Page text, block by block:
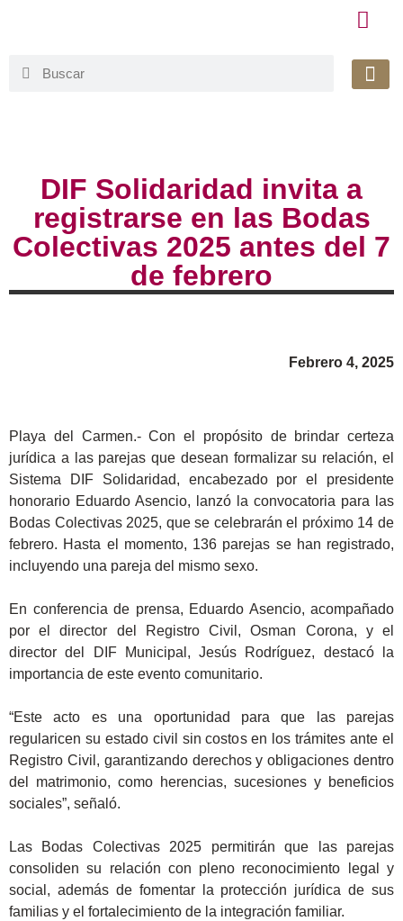
DIF Solidaridad invita a
registrarse en las Bodas
Colectivas 2025 antes del 7
de febrero
Febrero 4, 2025
Playa del Carmen.- Con el propósito de brindar certeza
jurídica a las parejas que desean formalizar su relación, el
Sistema DIF Solidaridad, encabezado por el presidente
honorario Eduardo Asencio, lanzó la convocatoria para las
Bodas Colectivas 2025, que se celebrarán el próximo 14 de
febrero. Hasta el momento, 136 parejas se han registrado,
incluyendo una pareja del mismo sexo.
En conferencia de prensa, Eduardo Asencio, acompañado
por el director del Registro Civil, Osman Corona, y el
director del DIF Municipal, Jesús Rodríguez, destacó la
importancia de este evento comunitario.
“Este acto es una oportunidad para que las parejas
regularicen su estado civil sin costos en los trámites ante el
Registro Civil, garantizando derechos y obligaciones dentro
del matrimonio, como herencias, sucesiones y beneficios
sociales”, señaló.
Las Bodas Colectivas 2025 permitirán que las parejas
consoliden su relación con pleno reconocimiento legal y
social, además de fomentar la protección jurídica de sus
familias y el fortalecimiento de la integración familiar.